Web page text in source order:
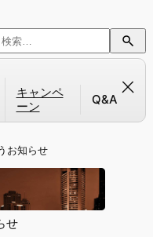
キャンペ
ーン
Q&A
お知らせ
せ